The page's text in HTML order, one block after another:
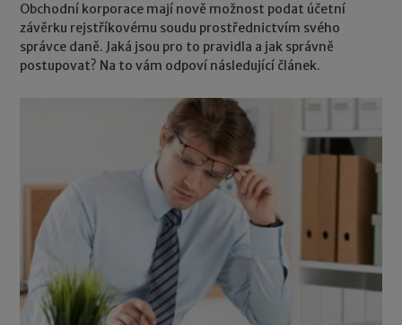
Obchodní korporace mají nově možnost podat účetní
závěrku rejstříkovému soudu prostřednictvím svého
správce daně. Jaká jsou pro to pravidla a jak správně
postupovat? Na to vám odpoví následující článek.